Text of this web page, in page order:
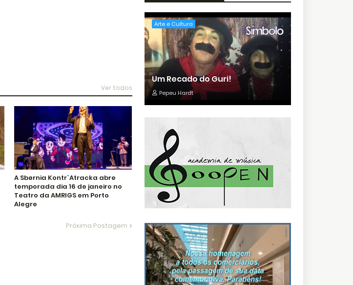
Ver todos
A Sbørnia Kontr`Atracka abre
temporada dia 16 de janeiro no
Teatro da AMRIGS em Porto
Alegre
Próxima Postagem
Arte e Cultura
Um Recado do Guri!
Pepeu Hardt